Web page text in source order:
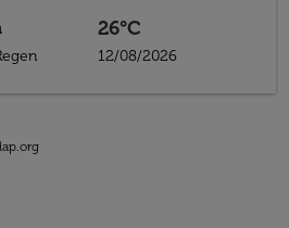
26°C
12/08/2026